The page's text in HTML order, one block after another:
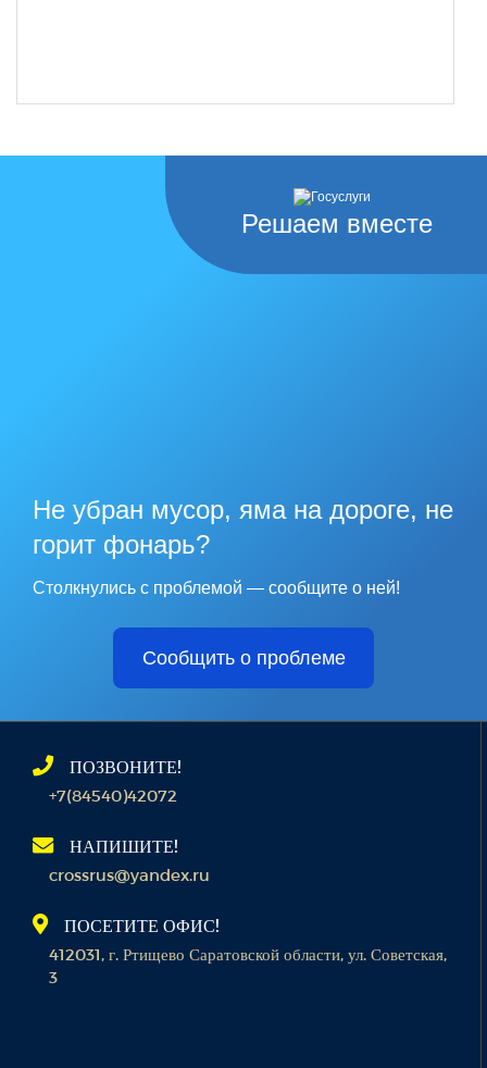
Решаем вместе
Не убран мусор, яма на дороге, не
горит фонарь?
Столкнулись с проблемой — сообщите о ней!
Сообщить о проблеме
ПОЗВОНИТЕ!
+7(84540)42072
НАПИШИТЕ!
crossrus@yandex.ru
ПОСЕТИТЕ ОФИС!
412031, г. Ртищево Саратовской области, ул. Советская,
3